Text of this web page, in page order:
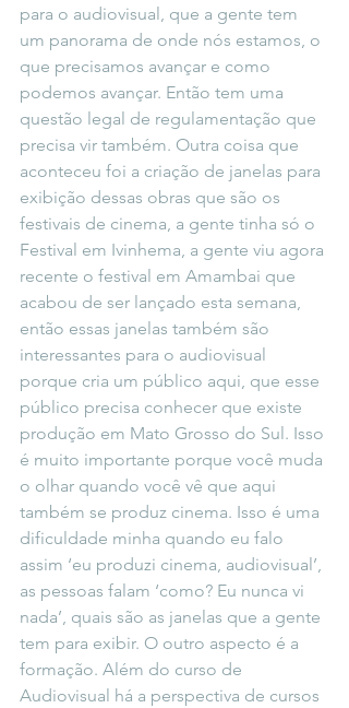
para o audiovisual, que a gente tem
um panorama de onde nós estamos, o
que precisamos avançar e como
podemos avançar. Então tem uma
questão legal de regulamentação que
precisa vir também. Outra coisa que
aconteceu foi a criação de janelas para
exibição dessas obras que são os
festivais de cinema, a gente tinha só o
Festival em Ivinhema, a gente viu agora
recente o festival em Amambai que
acabou de ser lançado esta semana,
então essas janelas também são
interessantes para o audiovisual
porque cria um público aqui, que esse
público precisa conhecer que existe
produção em Mato Grosso do Sul. Isso
é muito importante porque você muda
o olhar quando você vê que aqui
também se produz cinema. Isso é uma
dificuldade minha quando eu falo
assim ‘eu produzi cinema, audiovisual’,
as pessoas falam ‘como? Eu nunca vi
nada’, quais são as janelas que a gente
tem para exibir. O outro aspecto é a
formação. Além do curso de
Audiovisual há a perspectiva de cursos